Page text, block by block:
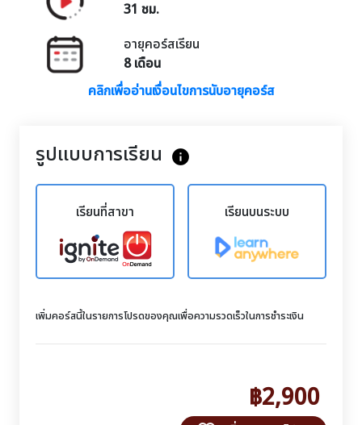
31 ชม.
อายุคอร์สเรียน
8 เดือน
คลิกเพื่ออ่านเงื่อนไขการนับอายุคอร์ส
รูปแบบการเรียน info
เรียนที่สาขา เรียนบนระบบ
เพิ่มคอร์สนี้ในรายการโปรดของคุณเพื่อความรวดเร็วในการชำระเงิน
฿2,900